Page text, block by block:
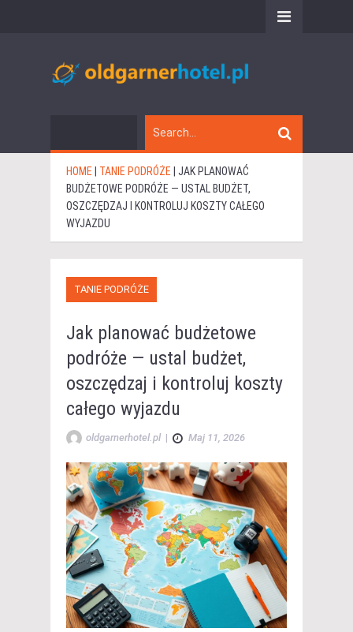
HOME TANIE PODRÓŻE
JAK PLANOWAĆ
BUDŻETOWE PODRÓŻE — USTAL BUDŻET,
OSZCZĘDZAJ I KONTROLUJ KOSZTY CAŁEGO
WYJAZDU
TANIE PODRÓŻE
Jak planować budżetowe
podróże — ustal budżet,
oszczędzaj i kontroluj koszty
całego wyjazdu
oldgarnerhotel.pl | Maj 11, 2026